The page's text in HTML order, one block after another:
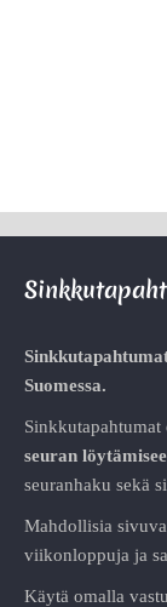
Suomessa.
Sinkkutapahtumat
seuran
seuranhaku sekä
Mahdollisia
viikonloppuja ja
Käytä omalla